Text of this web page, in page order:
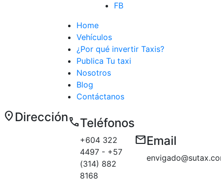
FB
Home
Vehículos
¿Por qué invertir Taxis?
Publica Tu taxi
Nosotros
Blog
Contáctanos
location_on DireccióncallTeléfonos
+604 322
4497 - +57
(314) 882
8168
emailEmail